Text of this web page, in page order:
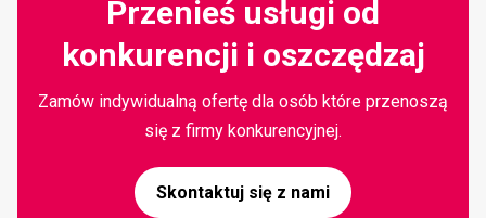
Przenieś usługi od
konkurencji i oszczędzaj
Zamów indywidualną ofertę dla osób które przenoszą
się z firmy konkurencyjnej.
Skontaktuj się z nami